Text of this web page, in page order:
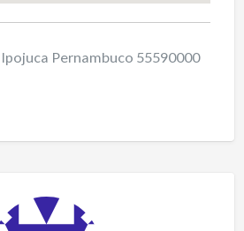
Pernambuco 55590000